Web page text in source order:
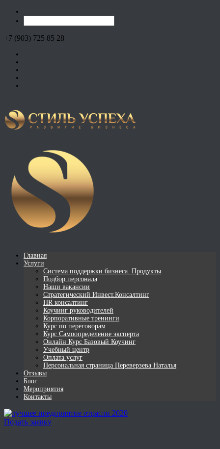
+7 (903) 725 85 28
Главная
Услуги
Система поддержки бизнеса. Продукты
Подбор персонала
Наши вакансии
Стратегический Инвест.Консалтинг
HR консалтинг
Коучинг руководителей
Корпоративные тренинги
Курс по переговорам
Курс Самоопределение эксперта
Онлайн Курс Базовый Коучинг
Учебный центр
Оплата услуг
Персональная страница Переверзева Наталья
Отзывы
Блог
Мероприятия
Контакты
Подать заявку